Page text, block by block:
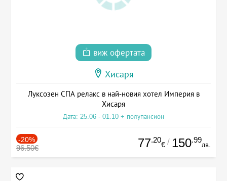
виж офертата
Хисаря
Луксозен СПА релакс в най-новия хотел Империя в
Хисаря
Дата: 25.06 - 01.10 + полупансион
-20%
96.50€ 77.20
€ / 150.99
лв.